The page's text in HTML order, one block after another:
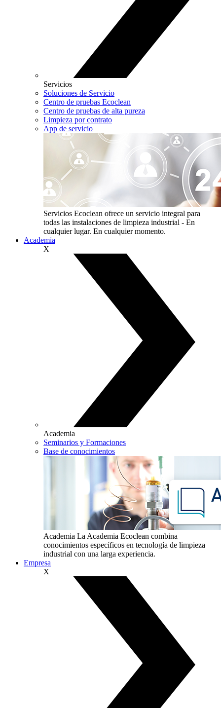
Servicios
Soluciones de Servicio
Centro de pruebas Ecoclean
Centro de pruebas de alta pureza
Limpieza por contrato
App de servicio
Servicios Ecoclean ofrece un servicio integral para
todas las instalaciones de limpieza industrial - En
cualquier lugar. En cualquier momento.
Academia
X
Academia
Seminarios y Formaciones
Base de conocimientos
Academia La Academia Ecoclean combina
conocimientos específicos en tecnología de limpieza
industrial con una larga experiencia.
Empresa
X